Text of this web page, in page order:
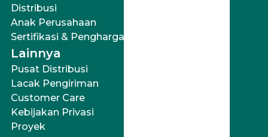
Distribusi
Anak Perusahaan
Sertifikasi & Penghargaan
Lainnya
Pusat Distribusi
Lacak Pengiriman
Customer Care
Kebijakan Privasi
Proyek